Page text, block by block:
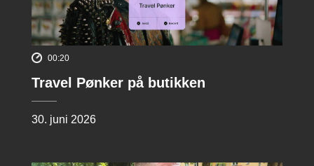
00:20
Travel Pønker på butikken
30. juni 2026